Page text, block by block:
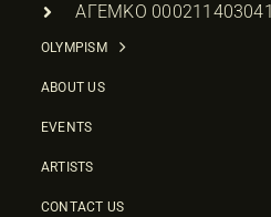
ΑΓΕΜΚΟ 000211403041
OLYMPISM
ABOUT US
EVENTS
ARTISTS
CONTACT US